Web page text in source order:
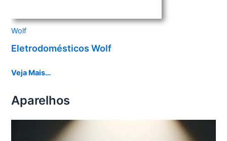
Wolf
Eletrodomésticos Wolf
Veja Mais…
Aparelhos